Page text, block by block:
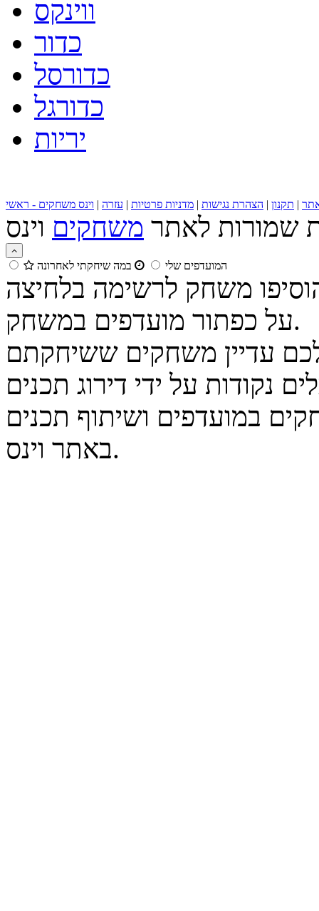
ווינקס
כדור
כדורסל
כדורגל
יריות
| תקנון | הצהרת נגישות | מדניות פרטיות | עזרה | וינס משחקים - ראשי
שמורות לאתר משחקים
המועדפים שלי במה שיחקתי לאחרונה
משחק לרשימה בלחיצה
על כפתור מועדפים במשחק.
על ידי דירוג תכנים
במועדפים ושיתוף תכנים
באתר וינס.